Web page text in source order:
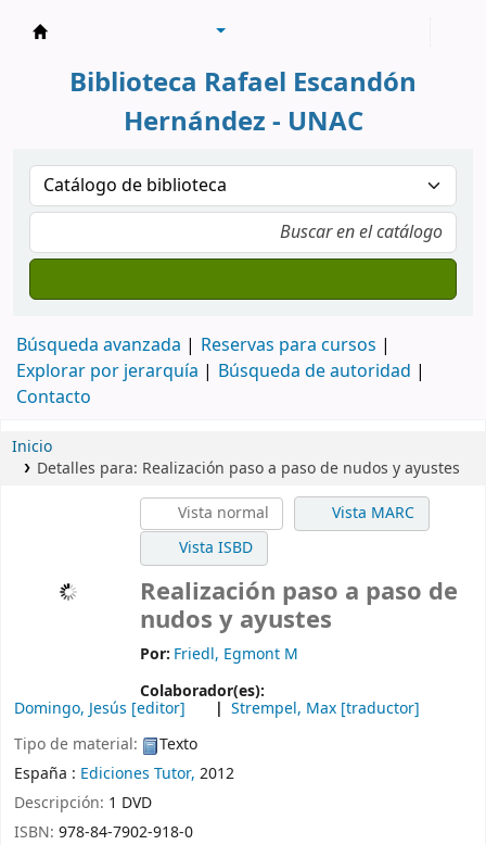
Biblioteca Rafael Escandón
Hernández - UNAC
Búsqueda avanzada
Reservas para cursos
Explorar por jerarquía
Búsqueda de autoridad
Contacto
Inicio
Detalles para: Realización paso a paso de nudos y ayustes
Vista normal
Vista MARC
Vista ISBD
Realización paso a paso de
nudos y ayustes
Por: Friedl, Egmont M
Colaborador(es):
Domingo, Jesús [editor] Strempel, Max[traductor]
Tipo de material:
Texto
España : Ediciones Tutor, 2012
Descripción: 1 DVD
ISBN: 978-84-7902-918-0